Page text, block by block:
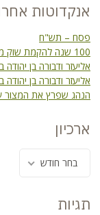
אנקדוטות
פסח – תש"ח
100 שנה להקמת שוק מחנה יהודה
אליעזר ודבורה בן
אליעזר ודבורה בן
הנהג שפרץ את המצור
ארכיון
בחר חודש
תגיות